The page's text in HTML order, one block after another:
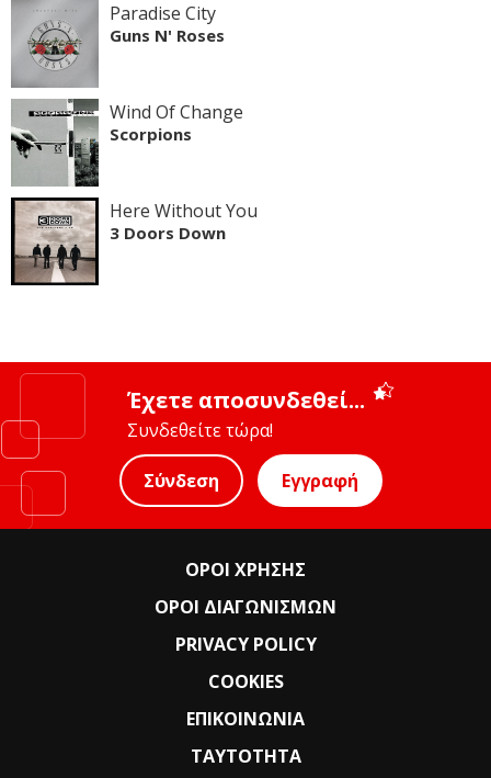
Paradise City
Guns N' Roses
Wind Of Change
Scorpions
Here Without You
3 Doors Down
Έχετε αποσυνδεθεί...
Συνδεθείτε τώρα!
Σύνδεση Εγγραφή
ΟΡΟΙ ΧΡΗΣΗΣ
ΟΡΟΙ ΔΙΑΓΩΝΙΣΜΩΝ
PRIVACY POLICY
COOKIES
ΕΠΙΚΟΙΝΩΝΙΑ
ΤΑΥΤΟΤΗΤΑ